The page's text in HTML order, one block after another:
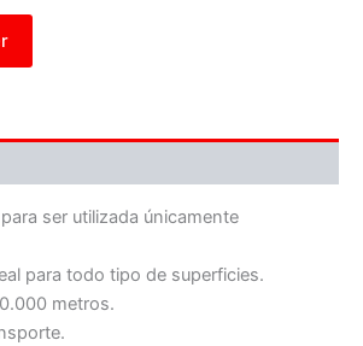
ser utilizada únicamente
para todo tipo de superficies.
metros.